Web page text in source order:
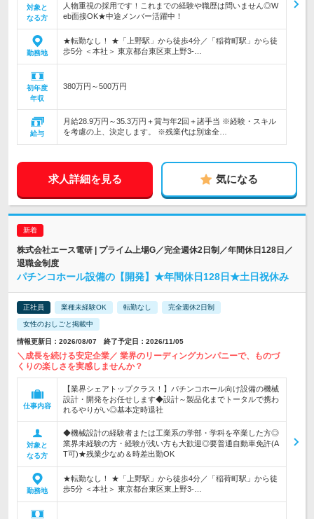
対象と
なる方
人物重視の採用です！これまでの経験や職歴は問いません◎W
eb面接OK★中途メンバー活躍中！
勤務地
★転勤なし！ ★「上野駅」から徒歩4分／「稲荷町駅」から徒
歩5分 ＜本社＞ 東京都台東区東上野3-…
初年度
年収
380万円～500万円
給与
月給28.9万円～35.3万円＋賞与年2回＋諸手当 ※経験・スキル
を考慮の上、決定します。 ※残業代は別途全…
求人詳細を見る 気になる
株式会社エース電研 | プライム上場G／完全週休2日制／年間休日128日／
退職金制度
パチンコホール設備の【開発】★年間休日128日★土日祝休み
正社員 業種未経験OK 転勤なし 完全週休2日制
女性のおしごと掲載中
情報更新日：2026/08/07 終了予定日：2026/11/05
＼成長を続ける安定企業／ 業界のリーディングカンパニーで、ものづ
くりの楽しさを実感しませんか？
仕事内容
【業界シェアトップクラス！】パチンコホール向け設備の機械
設計・開発をお任せします◆設計～製品化までトータルで携わ
れるやりがい◎基本定時退社
対象と
なる方
◆機械設計の経験者または工業系の学部・学科を卒業した方◎
業界未経験の方・経験が浅い方も大歓迎◎要普通自動車免許(A
T可)★残業少なめ＆時差出勤OK
勤務地
★転勤なし！ ★「上野駅」から徒歩4分／「稲荷町駅」から徒
歩5分 ＜本社＞ 東京都台東区東上野3-…